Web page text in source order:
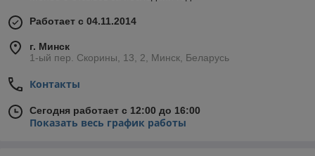
Работает с 04.11.2014
г. Минск
1-ый пер. Скорины, 13, 2, Минск, Беларусь
Контакты
Сегодня работает с 12:00 до 16:00
Показать весь график работы